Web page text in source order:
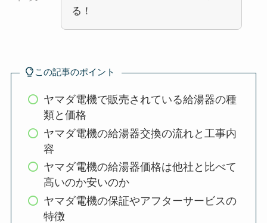
る！
この記事のポイント
ヤマダ電機で販売されている給湯器の種
類と価格
ヤマダ電機の給湯器交換の流れと工事内
容
ヤマダ電機の給湯器価格は他社と比べて
高いのか安いのか
ヤマダ電機の保証やアフターサービスの
特徴